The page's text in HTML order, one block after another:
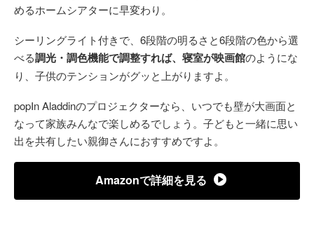
めるホームシアターに早変わり。
シーリングライト付きで、6段階の明るさと6段階の色から選
べる調光・調色機能で調整すれば、寝室が映画館のようにな
り、子供のテンションがグッと上がりますよ。
popIn Aladdinのプロジェクターなら、いつでも壁が大画面と
なって家族みんなで楽しめるでしょう。子どもと一緒に思い
出を共有したい親御さんにおすすめですよ。
Amazonで詳細を見る